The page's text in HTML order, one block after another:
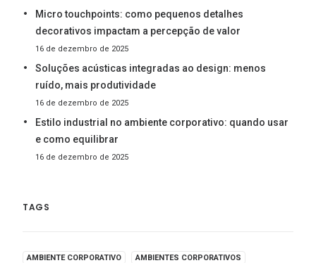
Micro touchpoints: como pequenos detalhes
decorativos impactam a percepção de valor
16 de dezembro de 2025
Soluções acústicas integradas ao design: menos
ruído, mais produtividade
16 de dezembro de 2025
Estilo industrial no ambiente corporativo: quando usar
e como equilibrar
16 de dezembro de 2025
TAGS
AMBIENTE CORPORATIVO AMBIENTES CORPORATIVOS